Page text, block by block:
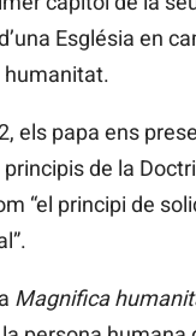
Església en
humanitat.
els papa ens
de la
“el principi de
Magnifica